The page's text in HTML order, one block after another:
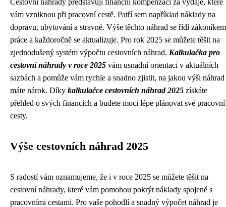
Cestovní náhrady představují finanční kompenzaci za výdaje, které
vám vzniknou při pracovní cestě. Patří sem například náklady na
dopravu, ubytování a stravné. Výše těchto náhrad se řídí zákoníkem
práce a každoročně se aktualizuje. Pro rok 2025 se můžete těšit na
zjednodušený systém výpočtu cestovních náhrad. Kalkulačka pro
cestovní náhrady v roce 2025 vám usnadní orientaci v aktuálních
sazbách a pomůže vám rychle a snadno zjistit, na jakou výši náhrad
máte nárok. Díky kalkulačce cestovních náhrad 2025 získáte
přehled o svých financích a budete moci lépe plánovat své pracovní
cesty.
Výše cestovních náhrad 2025
S radostí vám oznamujeme, že i v roce 2025 se můžete těšit na
cestovní náhrady, které vám pomohou pokrýt náklady spojené s
pracovními cestami. Pro vaše pohodlí a snadný výpočet náhrad je